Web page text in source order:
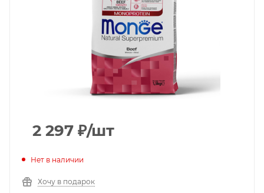
2 297 ₽/шт
Нет в наличии
Хочу в подарок